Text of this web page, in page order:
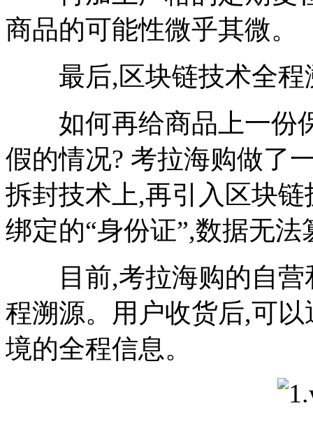
商品的可能性微乎其微。
最后,区块链技术全程
如何再给商品上一份
假的情况? 考拉海购做了
拆封技术上,再引入区块
绑定的“身份证”,数据无法
目前,考拉海购的自营
程溯源。用户收货后,可
境的全程信息。